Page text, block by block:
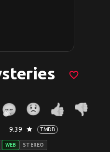
favorite_border
9.39 star TMDB
WEB STEREO